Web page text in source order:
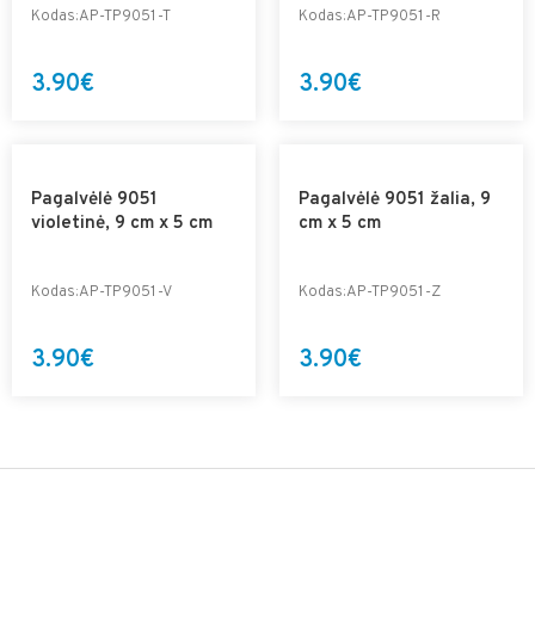
Kodas:AP-TP9051-T
3.90€
Kodas:AP-TP9051-R
3.90€
Pagalvėlė 9051
violetinė, 9 cm x 5 cm
Kodas:AP-TP9051-V
3.90€
Pagalvėlė 9051 žalia, 9
cm x 5 cm
Kodas:AP-TP9051-Z
3.90€